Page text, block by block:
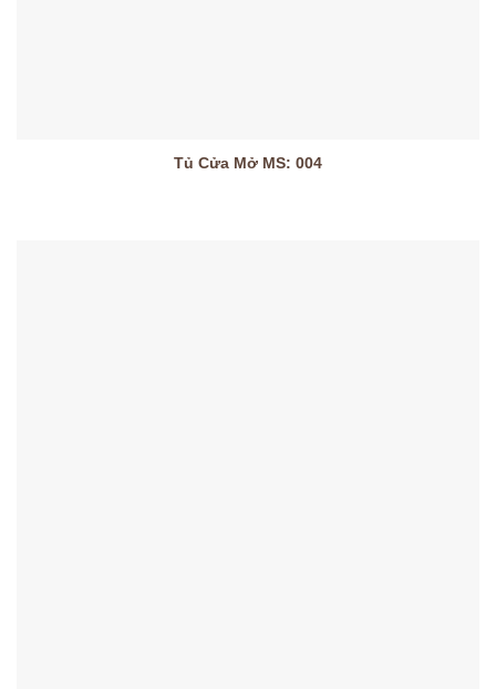
Tủ Cửa Mở MS: 004